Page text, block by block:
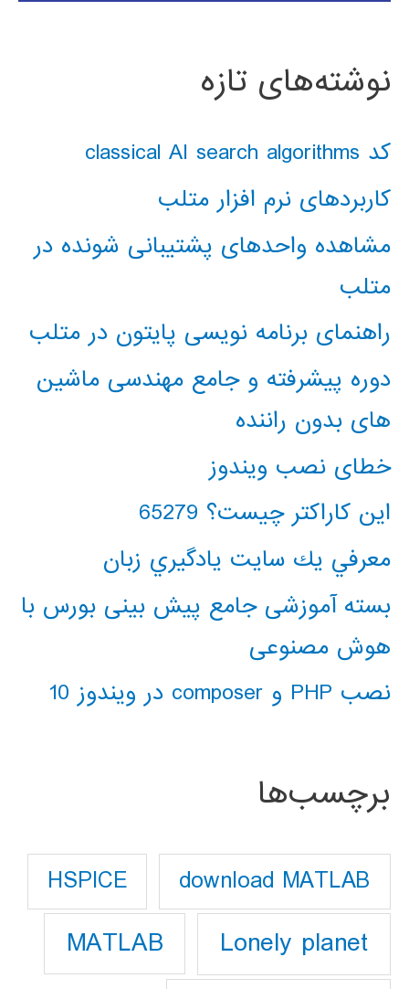
نوشته‌های تازه
کد classical AI search algorithms
کاربردهای نرم افزار متلب
مشاهده واحدهای پشتیبانی شونده در
متلب
راهنمای برنامه نویسی پایتون در متلب
دوره پیشرفته و جامع مهندسی ماشین
های بدون راننده
خطای نصب ویندوز
این کاراکتر چیست؟ 65279
معرفي يك سايت يادگيري زبان
بسته آموزشی جامع پیش بینی بورس با
هوش مصنوعی
نصب PHP و composer در ویندوز 10
برچسب‌ها
download MATLAB
HSPICE
Lonely planet
MATLAB